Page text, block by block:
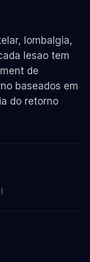
lombalgia,
lesao tem
de
baseados em
do retorno